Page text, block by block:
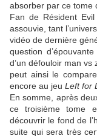
absorber par ce tome
Fan de Résident
assouvie, tant
vidéo de dernière
question
d’un défouloir man
peut ainsi le
encore au jeu Left for
En somme, après
ce troisième tome
découvrir le fond de
suite qui sera très